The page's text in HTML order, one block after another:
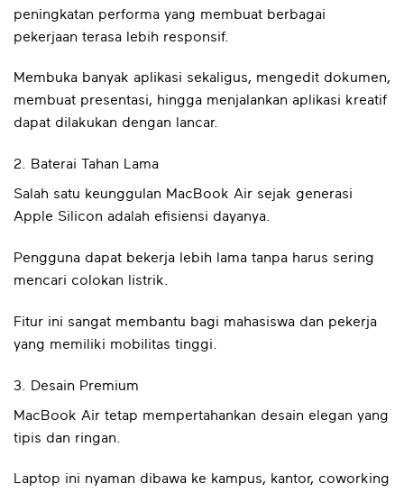
peningkatan performa yang membuat berbagai
pekerjaan terasa lebih responsif.
Membuka banyak aplikasi sekaligus, mengedit dokumen,
membuat presentasi, hingga menjalankan aplikasi kreatif
dapat dilakukan dengan lancar.
2. Baterai Tahan Lama
Salah satu keunggulan MacBook Air sejak generasi
Apple Silicon adalah efisiensi dayanya.
Pengguna dapat bekerja lebih lama tanpa harus sering
mencari colokan listrik.
Fitur ini sangat membantu bagi mahasiswa dan pekerja
yang memiliki mobilitas tinggi.
3. Desain Premium
MacBook Air tetap mempertahankan desain elegan yang
tipis dan ringan.
Laptop ini nyaman dibawa ke kampus, kantor, coworking